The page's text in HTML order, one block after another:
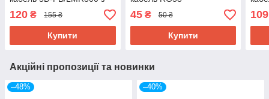
віконцем під пайку,
преміум якість
120 ₴ 155 ₴
Купити
45₴ 50 ₴
Купити
FB
109
Акційні пропозиції та новинки
–48% –40%